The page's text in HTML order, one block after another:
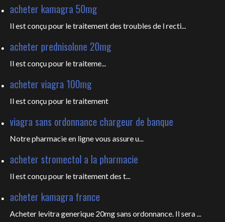
acheter kamagra 50mg
Il est conçu pour le traitement des troubles de l recti...
acheter prednisolone 20mg
Il estconçu pour le traiteme...
acheter viagra 100mg
Il estconçu pour le traitement
viagra sans ordonnance chargeur de banque
Notre pharmacie en ligne vous assure u...
acheter stromectol a la pharmacie
Il est conçu pour letraitement des t...
acheter kamagra france
Acheter levitra generique 20mg sans ordonnance. Il sera ...